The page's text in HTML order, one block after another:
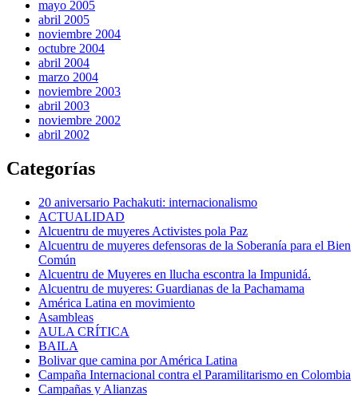
mayo 2005
abril 2005
noviembre 2004
octubre 2004
abril 2004
marzo 2004
noviembre 2003
abril 2003
noviembre 2002
abril 2002
Categorías
20 aniversario Pachakuti: internacionalismo
ACTUALIDAD
Alcuentru de muyeres Activistes pola Paz
Alcuentru de muyeres defensoras de la Soberanía para el Bien
Común
Alcuentru de Muyeres en llucha escontra la Impunidá.
Alcuentru de muyeres: Guardianas de la Pachamama
América Latina en movimiento
Asambleas
AULA CRÍTICA
BAILA
Bolivar que camina por América Latina
Campaña Internacional contra el Paramilitarismo en Colombia
Campañas y Alianzas